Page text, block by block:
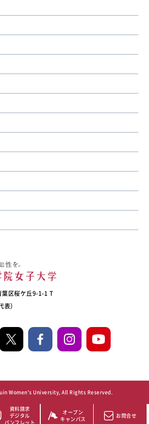
区桜ケ丘9-1-1 T
）
Women's University, All Rights Reserved.
資料請求
デジタル
パンフレット
オープン
キャンパス
お問合せ